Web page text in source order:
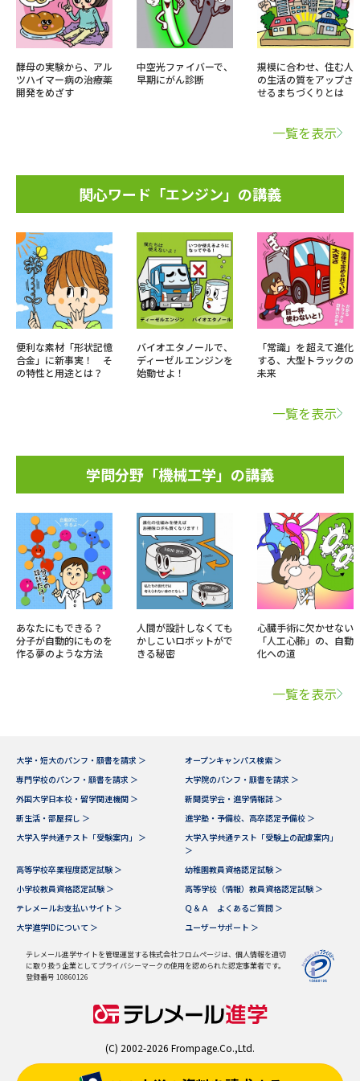
酵母の実験から、アル
ツハイマー病の治療薬
開発をめざす
中空光ファイバーで、
早期にがん診断
規模に合わせ、住む人
の生活の質をアップさ
せるまちづくりとは
一覧を表示
関心ワード「エンジン」の講義
便利な素材「形状記憶
合金」に新事実！ そ
の特性と用途とは？
バイオエタノールで、
ディーゼルエンジンを
始動せよ！
「常識」を超えて進化
する、大型トラックの
未来
一覧を表示
学問分野「機械工学」の講義
あなたにもできる？
分子が自動的にものを
作る夢のような方法
人間が設計しなくても
かしこいロボットがで
きる秘密
心臓手術に欠かせない
「人工心肺」の、自動
化への道
一覧を表示
大学・短大のパンフ・願書を請求 ＞
オープンキャンパス検索 ＞
専門学校のパンフ・願書を請求 ＞
大学院のパンフ・願書を請求 ＞
外国大学日本校・留学関連機関 ＞
新聞奨学会・進学情報誌 ＞
新生活・部屋探し ＞
進学塾・予備校、高卒認定予備校 ＞
大学入学共通テスト「受験案内」 ＞
大学入学共通テスト「受験上の配慮案内」
＞
高等学校卒業程度認定試験 ＞
幼稚園教員資格認定試験 ＞
小学校教員資格認定試験 ＞
高等学校（情報）教員資格認定試験 ＞
テレメールお支払いサイト ＞
Ｑ＆Ａ よくあるご質問 ＞
大学進学IDについて ＞
ユーザーサポート ＞
テレメール進学サイトを管理運営する株式会社フロムページは、個人情報を適切
に取り扱う企業としてプライバシーマークの使用を認められた認定事業者です。
登録番号 10860126
(C) 2002-2026 Frompage.Co.,Ltd.